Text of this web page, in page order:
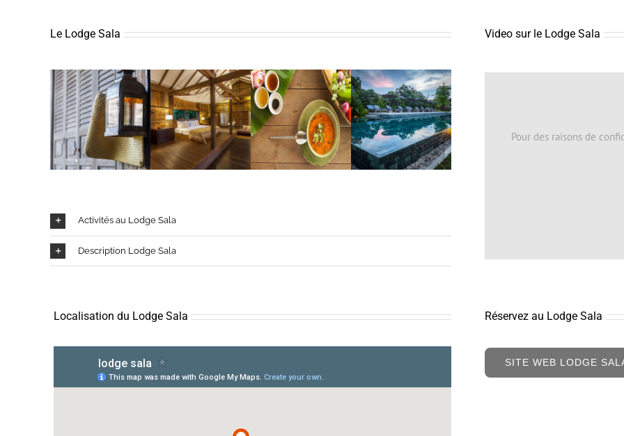
Le Lodge Sala
Activités au Lodge Sala
Description Lodge Sala
Video sur le Lodge Sala
Pour des raisons de
Localisation du Lodge Sala Réservez au Lodge Sala
SITE WEB LODGE